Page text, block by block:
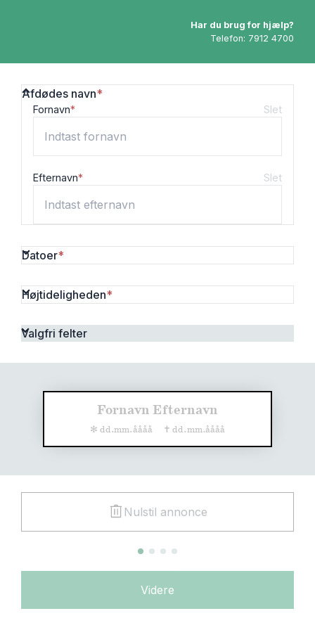
Har du brug for hjælp?
Telefon: 7912 4700
Fornavn Efternavn
✻ dd.mm.åååå ✝ dd.mm.åååå
Afdødes navn*
Fornavn* Slet
Efternavn* Slet
Datoer*
Højtideligheden*
Valgfri felter
Indsæt ikon
Tekstforslag
Nulstil annonce
Videre